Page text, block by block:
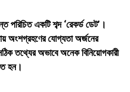
পরিচিত একটি শব্দ ‘রেকর্ড ডেট’।
অংশগ্রহণের যোগ্যতা অর্জনের
তথ্যের অভাবে অনেক বিনিয়োগকারী
হন।